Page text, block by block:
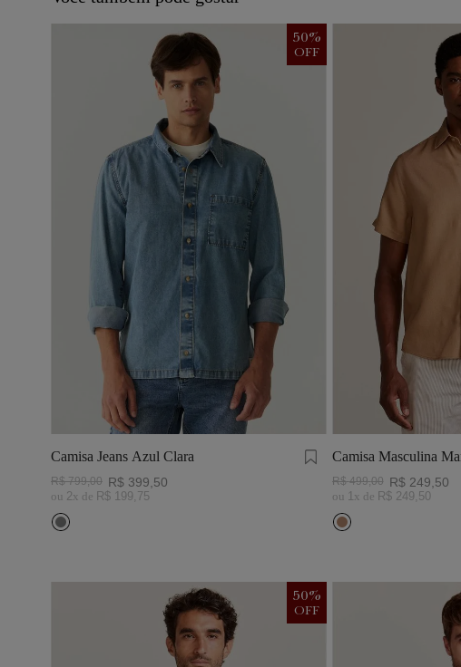
Camisa Jeans Azul Clara
50%
OFF
R$ 799,00 R$ 399 50
ou 2x de R$ 199 75
Camisa Masculina
Visco Linho
R$ 499,00 R$ 249 50
ou 1 x de R$ 249 50
50%
OFF